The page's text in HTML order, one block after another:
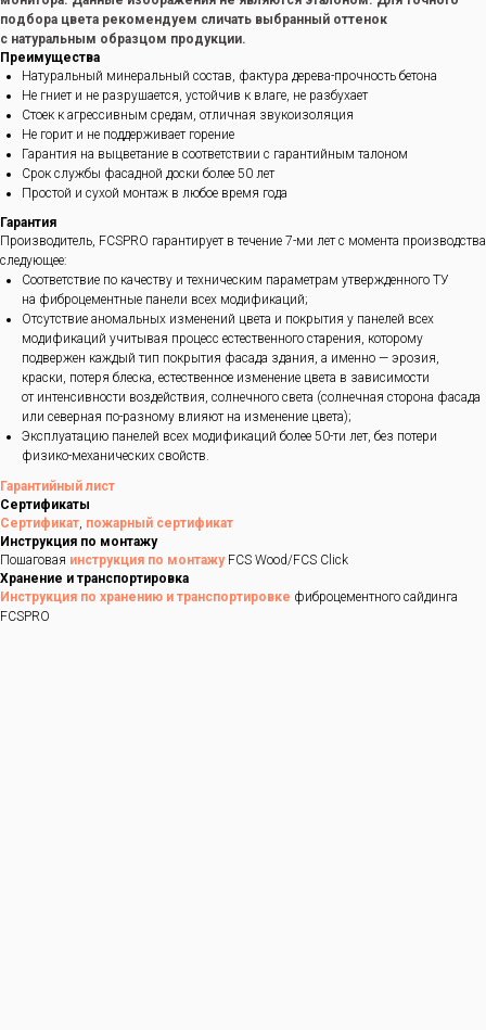
подбора цвета рекомендуем сличать выбранный оттенок
с натуральным образцом продукции.
Преимущества
Натуральный минеральный состав, фактура дерева-прочность бетона
Не гниет и не разрушается, устойчив к влаге, не разбухает
Стоек к агрессивным средам, отличная звукоизоляция
Не горит и не поддерживает горение
Гарантия на выцветание в соответствии с гарантийным талоном
Срок службы фасадной доски более 50 лет
Простой и сухой монтаж в любое время года
Гарантия
Производитель, FCSPRO гарантирует в течение 7-ми лет с момента производства
следующее:
Соответствие по качеству и техническим параметрам утвержденного ТУ
на фиброцементные панели всех модификаций;
Отсутствие аномальных изменений цвета и покрытия у панелей всех
модификаций учитывая процесс естественного старения, которому
подвержен каждый тип покрытия фасада здания, а именно — эрозия,
краски, потеря блеска, естественное изменение цвета в зависимости
от интенсивности воздействия, солнечного света (солнечная сторона фасада
или северная по-разному влияют на изменение цвета);
Эксплуатацию панелей всех модификаций более 50-ти лет, без потери
физико-механических свойств.
Гарантийный лист
Сертификаты
Сертификат, пожарный сертификат
Инструкция по монтажу
Пошаговая инструкция по монтажуFCS Wood/FCS Click
Хранение и транспортировка
Инструкция по хранению и транспортировке фиброцементного сайдинга
FCSPRO